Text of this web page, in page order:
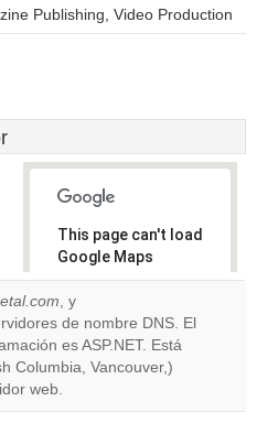
Publishing, Video Production
This page can't load
Google Maps
correctly.
Do you
own this
website?
, y
de nombre DNS. El
es ASP.NET. Está
Columbia, Vancouver,)
web.